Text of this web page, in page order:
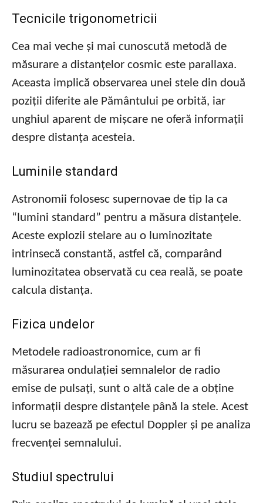
Tecnicile trigonometricii
Cea mai veche și mai cunoscută metodă de
măsurare a distanțelor cosmic este parallaxa.
Aceasta implică observarea unei stele din două
poziții diferite ale Pământului pe orbită, iar
unghiul aparent de mișcare ne oferă informații
despre distanța acesteia.
Luminile standard
Astronomii folosesc supernovae de tip Ia ca
“lumini standard” pentru a măsura distanțele.
Aceste explozii stelare au o luminozitate
intrinsecă constantă, astfel că, comparând
luminozitatea observată cu cea reală, se poate
calcula distanța.
Fizica undelor
Metodele radioastronomice, cum ar fi
măsurarea ondulației semnalelor de radio
emise de pulsați, sunt o altă cale de a obține
informații despre distanțele până la stele. Acest
lucru se bazează pe efectul Doppler și pe analiza
frecvenței semnalului.
Studiul spectrului